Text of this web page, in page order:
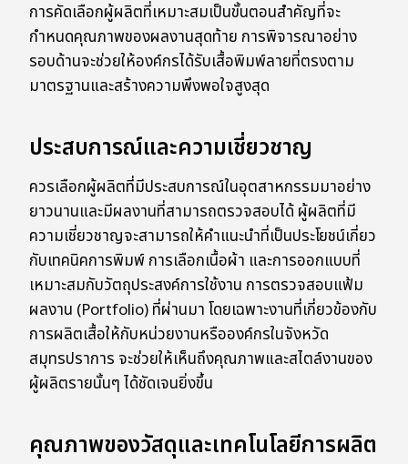
การคัดเลือกผู้ผลิตที่เหมาะสมเป็นขั้นตอนสำคัญที่จะ
กำหนดคุณภาพของผลงานสุดท้าย การพิจารณาอย่าง
รอบด้านจะช่วยให้องค์กรได้รับเสื้อพิมพ์ลายที่ตรงตาม
มาตรฐานและสร้างความพึงพอใจสูงสุด
ประสบการณ์และความเชี่ยวชาญ
ควรเลือกผู้ผลิตที่มีประสบการณ์ในอุตสาหกรรมมาอย่าง
ยาวนานและมีผลงานที่สามารถตรวจสอบได้ ผู้ผลิตที่มี
ความเชี่ยวชาญจะสามารถให้คำแนะนำที่เป็นประโยชน์เกี่ยว
กับเทคนิคการพิมพ์ การเลือกเนื้อผ้า และการออกแบบที่
เหมาะสมกับวัตถุประสงค์การใช้งาน การตรวจสอบแฟ้ม
ผลงาน (Portfolio) ที่ผ่านมา โดยเฉพาะงานที่เกี่ยวข้องกับ
การผลิตเสื้อให้กับหน่วยงานหรือองค์กรในจังหวัด
สมุทรปราการ จะช่วยให้เห็นถึงคุณภาพและสไตล์งานของ
ผู้ผลิตรายนั้นๆ ได้ชัดเจนยิ่งขึ้น
คุณภาพของวัสดุและเทคโนโลยีการผลิต